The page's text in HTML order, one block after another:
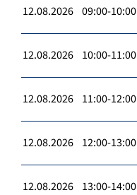
12.08.2026 09:00-10:00
12.08.2026 10:00-11:00
12.08.2026 11:00-12:00
12.08.2026 12:00-13:00
12.08.2026 13:00-14:00